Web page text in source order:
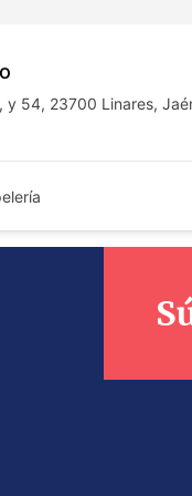
y 54, 23700 Linares,